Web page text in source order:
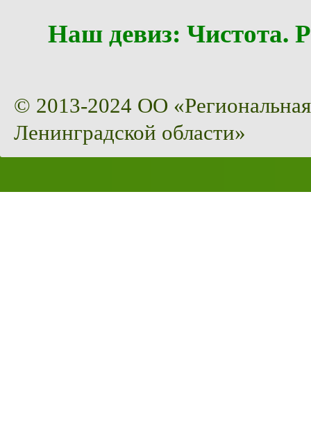
Наш девиз:
© 2013-2024 ОО
Ленинградской области»